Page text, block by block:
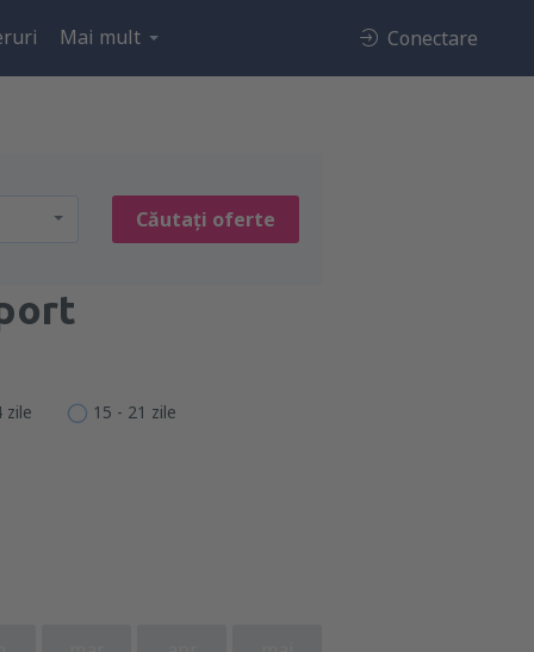
Mai mult Conectare
Căutați oferte
zile 15 - 21 zile